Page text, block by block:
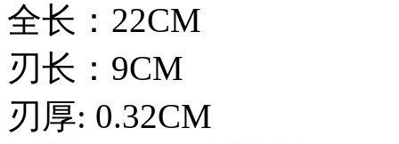
全长：22CM
刃长：9CM
刃厚: 0.32CM